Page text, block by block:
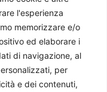
l'esperienza
memorizzare e/o
ed elaborare i
di navigazione, al
per
e dei contenuti,